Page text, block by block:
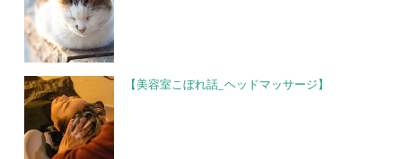
【美容室こぼれ話_ヘッドマッサージ】